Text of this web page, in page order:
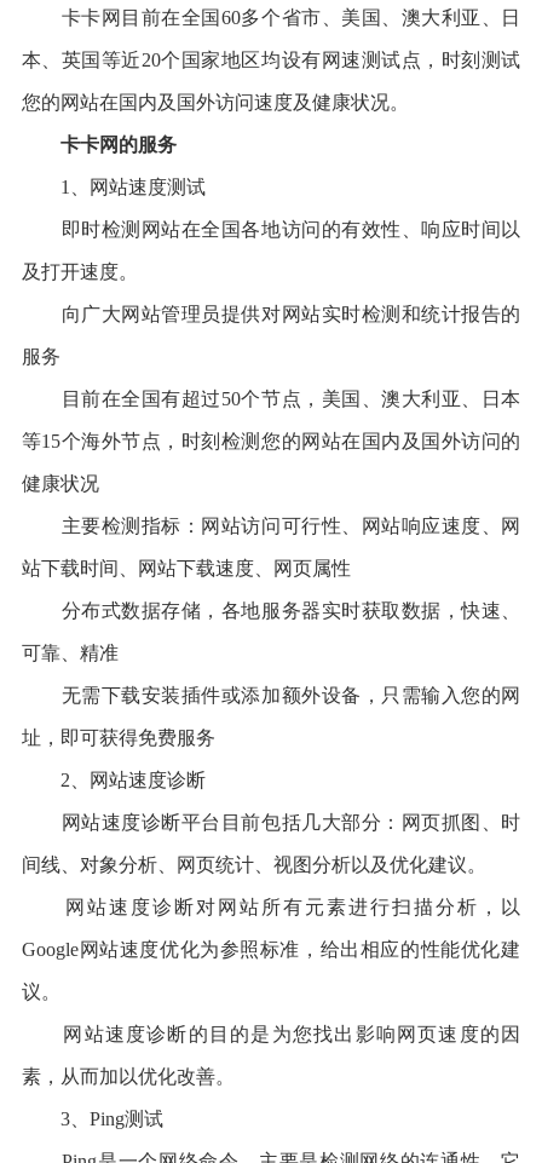
卡卡网目前在全国60多个省市、美国、澳大利亚、日
本、英国等近20个国家地区均设有网速测试点，时刻测试
您的网站在国内及国外访问速度及健康状况。
卡卡网的服务
1、网站速度测试
即时检测网站在全国各地访问的有效性、响应时间以
及打开速度。
向广大网站管理员提供对网站实时检测和统计报告的
服务
目前在全国有超过50个节点，美国、澳大利亚、日本
等15个海外节点，时刻检测您的网站在国内及国外访问的
健康状况
主要检测指标：网站访问可行性、网站响应速度、网
站下载时间、网站下载速度、网页属性
分布式数据存储，各地服务器实时获取数据，快速、
可靠、精准
无需下载安装插件或添加额外设备，只需输入您的网
址，即可获得免费服务
2、网站速度诊断
网站速度诊断平台目前包括几大部分：网页抓图、时
间线、对象分析、网页统计、视图分析以及优化建议。
网站速度诊断对网站所有元素进行扫描分析，以
Google网站速度优化为参照标准，给出相应的性能优化建
议。
网站速度诊断的目的是为您找出影响网页速度的因
素，从而加以优化改善。
3、Ping测试